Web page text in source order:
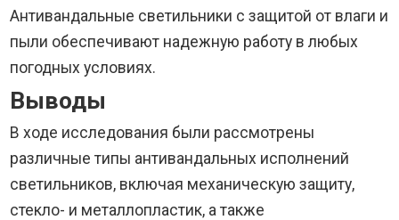
Антивандальные светильники с защитой от влаги и
пыли обеспечивают надежную работу в любых
погодных условиях.
Выводы
В ходе исследования были рассмотрены
различные типы антивандальных исполнений
светильников, включая механическую защиту,
стекло- и металлопластик, а также